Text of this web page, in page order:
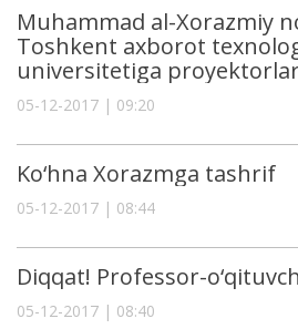
Muhammad al-Xorazmiy
Toshkent axborot
universitetiga
05-12-2017 | 09:20
Ko‘hna Xorazmga tashrif
05-12-2017 | 08:44
Diqqat! Professor-
05-12-2017 | 08:40